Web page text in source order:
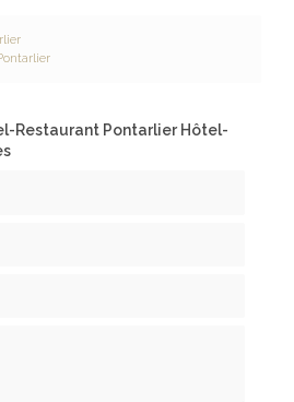
Restaurant Pontarlier Hôtel-